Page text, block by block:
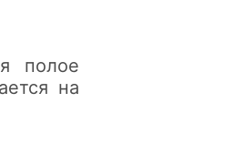
полое
на